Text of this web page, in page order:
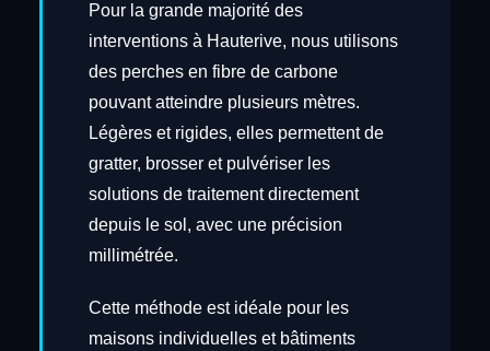
Pour la grande majorité des
interventions à Hauterive, nous utilisons
des perches en fibre de carbone
pouvant atteindre plusieurs mètres.
Légères et rigides, elles permettent de
gratter, brosser et pulvériser les
solutions de traitement directement
depuis le sol, avec une précision
millimétrée.
Cette méthode est idéale pour les
maisons individuelles et bâtiments